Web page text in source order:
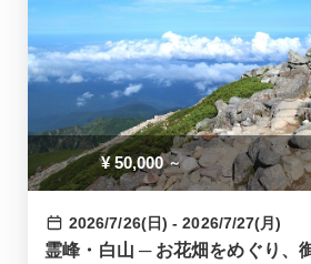
¥ 50,000 ～
2026/7/26(日) - 2026/7/27(月)
霊峰・白山 ─ お花畑をめぐり、